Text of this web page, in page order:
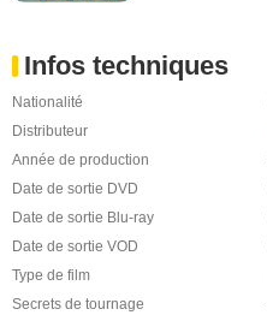
Infos techniques
Nationalité
Distributeur
Année de production
Date de sortie DVD
Date de sortie Blu-ray
Date de sortie VOD
Type de film
Secrets de tournage